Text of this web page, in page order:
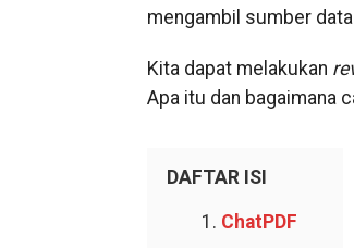
mengambil sumber
Kita dapat melakukan
Apa itu dan bagaimana
DAFTAR ISI
ChatPDF